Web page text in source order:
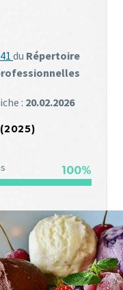
du Répertoire
: 20.02.2026
100%